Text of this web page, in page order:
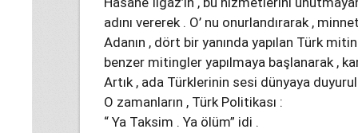
adını vererek . O’ nu onurlandırarak ,
Adanın , dört bir yanında yapılan Türk
benzer mitingler yapılmaya başlanarak ,
Artık , ada Türklerinin sesi dünyaya
O zamanların , Türk Politikası :
“ Ya Taksim . Ya ölüm” idi .